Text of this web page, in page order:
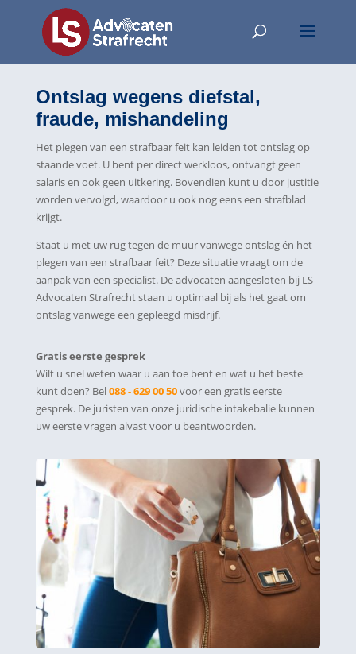
Ontslag wegens diefstal,
fraude, mishandeling
Het plegen van een strafbaar feit kan leiden tot ontslag op
staande voet. U bent per direct werkloos, ontvangt geen
salaris en ook geen uitkering. Bovendien kunt u door justitie
worden vervolgd, waardoor u ook nog eens een strafblad
krijgt.
Staat u met uw rug tegen de muur vanwege ontslag én het
plegen van een strafbaar feit? Deze situatie vraagt om de
aanpak van een specialist. De advocaten aangesloten bij LS
Advocaten Strafrecht staan u optimaal bij als het gaat om
ontslag vanwege een gepleegd misdrijf.
Gratis eerste gesprek
Wilt u snel weten waar u aan toe bent en wat u het beste
kunt doen? Bel088 - 629 00 50voor een gratis eerste
gesprek. De juristen van onze juridische intakebalie kunnen
uw eerste vragen alvast voor u beantwoorden.